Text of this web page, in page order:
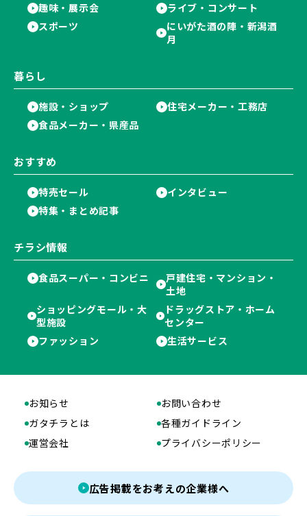
趣味・展示会
ライブ・コンサート
スポーツ
にいがた酒の陣・新潟酒
月
暮らし
施設・ショップ
住宅メーカー・工務店
食品メーカー・県産品
おすすめ
特売セール
インタビュー
特集・まとめ記事
チラシ情報
食品スーパー・コンビニ
戸建住宅・マンション・
土地
ショッピングモール・大
型施設
ドラッグストア・ホーム
センター
ファッション
生活サービス
お知らせ
お問い合わせ
ガタチラとは
各種ガイドライン
運営会社
プライバシーポリシー
広告掲載をお考えの企業様へ